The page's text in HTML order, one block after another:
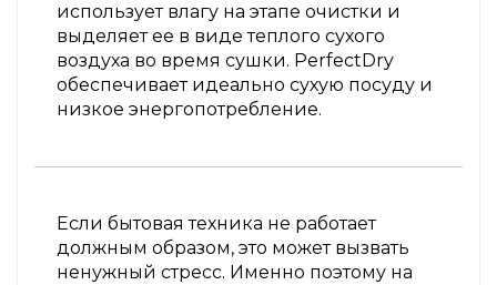
использует влагу на этапе очистки и
выделяет ее в виде теплого сухого
воздуха во время сушки. PerfectDry
обеспечивает идеально сухую посуду и
низкое энергопотребление.
Если бытовая техника не работает
должным образом, это может вызвать
ненужный стресс. Именно поэтому на